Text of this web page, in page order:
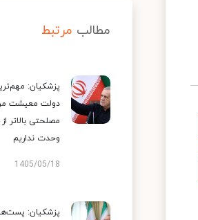
مطالب مرتبط
پزشکیان:
دولت معیشت
مصلحتی بالاتر
وحدت نداریم
1405/05/18
پزشکیان: پست‌ها